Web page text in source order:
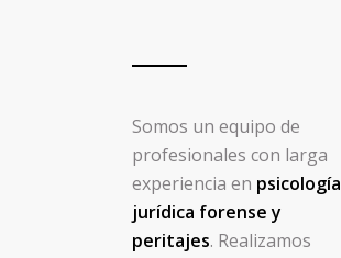
Somos un equipo de
profesionales con larga
experiencia en psicología
jurídica forense y
peritajes. Realizamos